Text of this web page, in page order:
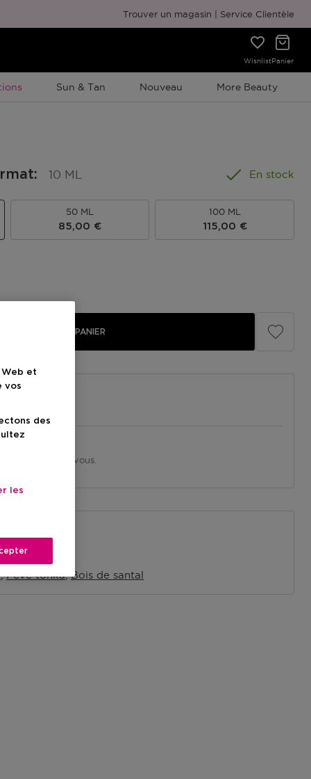
Emballage cadeau gratuit
Trouver un magasin Service Clientèle
WishlistPanier
À Durée Limitée
Sun & Tan Nouveau More Beauty
: 10 ML En stock
50 ML
85,00 €
100 ML
115,00 €
AJOUTER AU PANIER
près de chez vous.
Fève tonka Bois de santal
et
vos
des
les